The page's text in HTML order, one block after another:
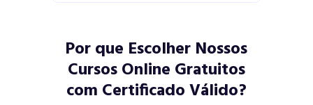
Por que Escolher Nossos
Cursos Online Gratuitos
com Certificado Válido?